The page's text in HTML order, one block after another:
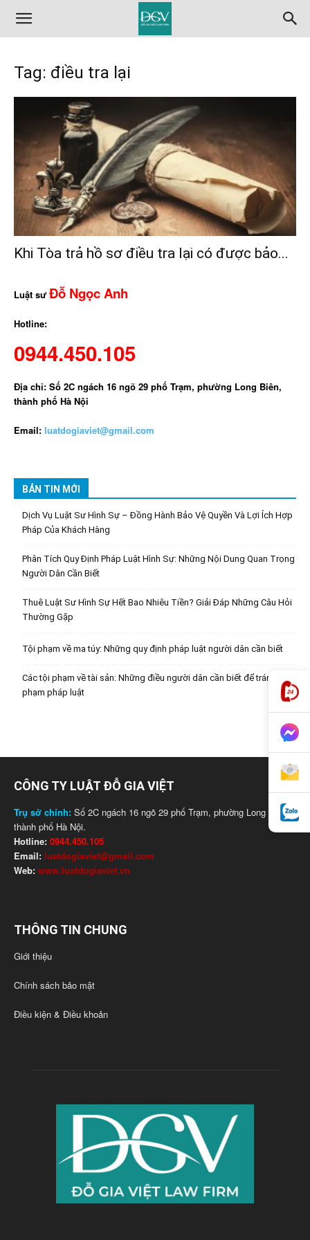
Tag: điều tra lại
Khi Tòa trả hồ sơ điều tra lại có được bảo...
Luật sưĐỗ Ngọc Anh
Hotline:
0944.450.105
Địa chỉ: Số 2C ngách 16 ngõ 29 phố Trạm, phường Long Biên,
thành phố Hà Nội
Email: luatdogiaviet@gmail.com
BẢN TIN MỚI
Dịch Vụ Luật Sư Hình Sự – Đồng Hành Bảo Vệ Quyền Và Lợi Ích Hợp
Pháp Của Khách Hàng
Phân Tích Quy Định Pháp Luật Hình Sự: Những Nội Dung Quan Trọng
Người Dân Cần Biết
Thuê Luật Sư Hình Sự Hết Bao Nhiêu Tiền? Giải Đáp Những Câu Hỏi
Thường Gặp
Tội phạm về ma túy: Những quy định pháp luật người dân cần biết
Các tội phạm về tài sản: Những điều người dân cần biết để tránh vi
phạm pháp luật
CÔNG TY LUẬT ĐỖ GIA VIỆT
Trụ sở chính: Số 2C ngách 16 ngõ 29 phố Trạm, phường Long Biên,
thành phố Hà Nội.
Hotline: 0944.450.105
Email: luatdogiaviet@gmail.com
Web: www.luatdogiaviet.vn
THÔNG TIN CHUNG
Giới thiệu
Chính sách bảo mật
Điều kiện & Điều khoản